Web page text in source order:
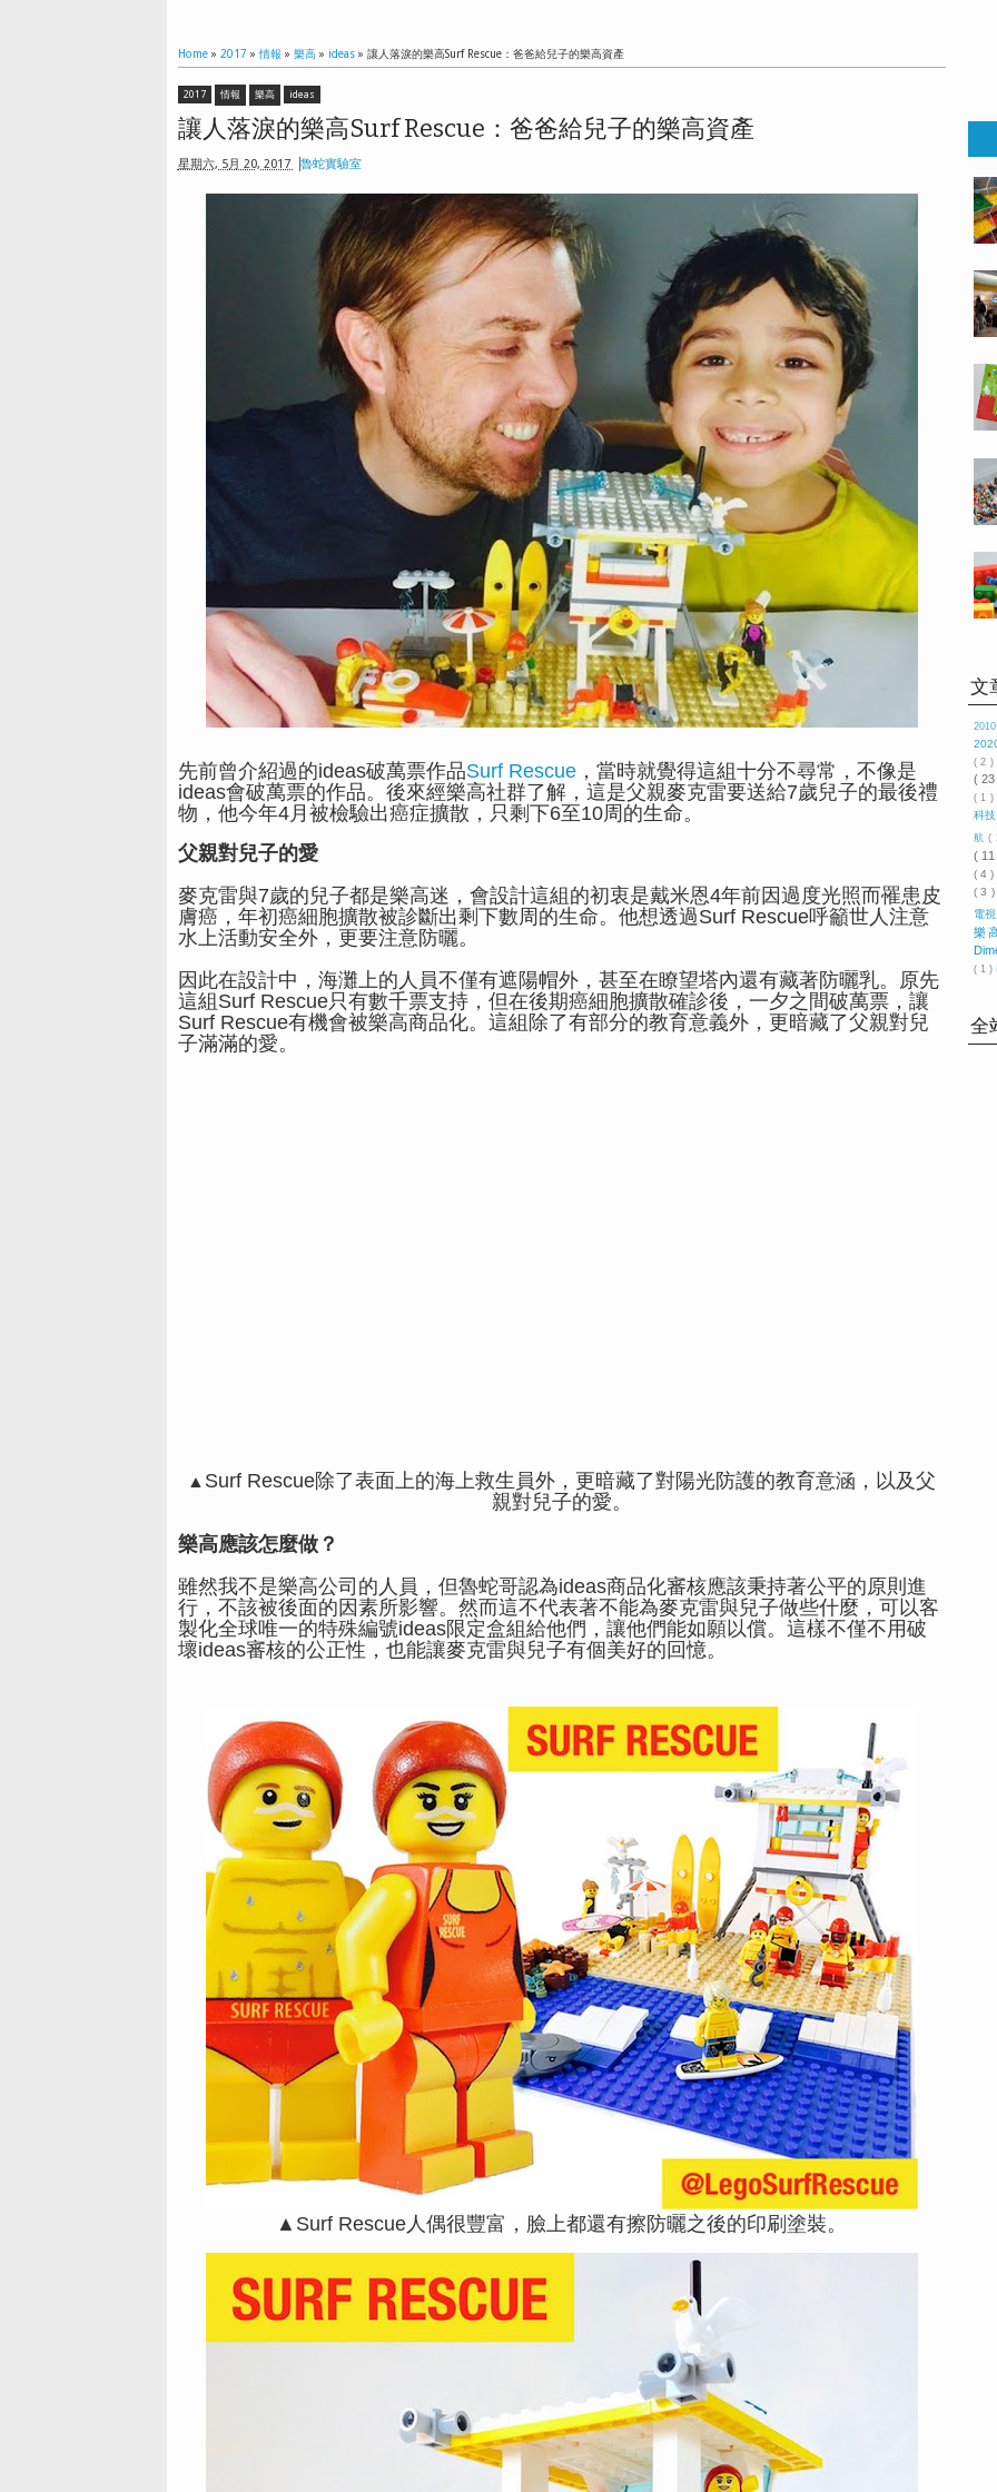
Home » 2017 » 情報 » 樂高 » ideas » 讓人落淚的樂高Surf Rescue：爸爸給兒子的樂高資產
2017 情報 樂高 ideas
讓人落淚的樂高Surf Rescue：爸爸給兒子的樂高資產
星期六, 5月 20, 2017 魯蛇實驗室
先前曾介紹過的ideas破萬票作品Surf Rescue，當時就覺得這組十分不尋常，不像是
ideas會破萬票的作品。後來經樂高社群了解，這是父親麥克雷要送給7歲兒子的最後禮
物，他今年4月被檢驗出癌症擴散，只剩下6至10周的生命。
父親對兒子的愛
麥克雷與7歲的兒子都是樂高迷，會設計這組的初衷是戴米恩4年前因過度光照而罹患皮
膚癌，年初癌細胞擴散被診斷出剩下數周的生命。他想透過Surf Rescue呼籲世人注意
水上活動安全外，更要注意防曬。
因此在設計中，海灘上的人員不僅有遮陽帽外，甚至在瞭望塔內還有藏著防曬乳。原先
這組 Surf Rescue只有數千票支持，但在後期癌細胞擴散確診後，一夕之間破萬票，讓
Surf Rescue有機會被樂高商品化。這組除了有部分的教育意義外，更暗藏了父親對兒
子滿滿的愛。
▲ Surf Rescue除了表面上的海上救生員外，更暗藏了對陽光防護的教育意涵，以及父
親對兒子的愛。
樂高應該怎麼做？
雖然我不是樂高公司的人員，但魯蛇哥認為ideas商品化審核應該秉持著公平的原則進
行，不該被後面的因素所影響。然而這不代表著不能為麥克雷與兒子做些什麼，可以客
製化全球唯一的特殊編號ideas限定盒組給他們，讓他們能如願以償。這樣不僅不用破
壞ideas審核的公正性，也能讓麥克雷與兒子有個美好的回憶。
▲Surf Rescue人偶很豐富，臉上都還有擦防曬之後的印刷塗裝。
文
( 2 )
(
( 1 )
科
航(
(
( 4 )
( 3 )
電
樂
( 1 )
全